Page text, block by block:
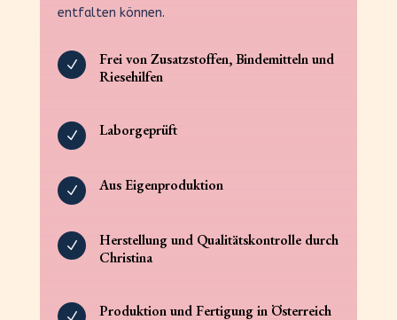
entfalten können.
N
Frei von Zusatzstoffen, Bindemitteln und
Riesehilfen
N Laborgeprüft
N Aus Eigenproduktion
N
Herstellung und Qualitätskontrolle durch
Christina
N
Produktion und Fertigung in Österreich